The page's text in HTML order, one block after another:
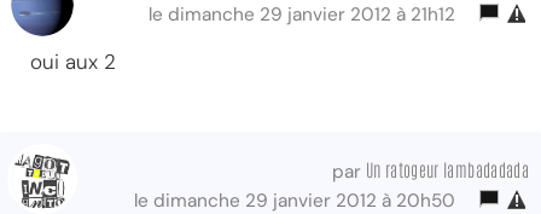
le dimanche 29 janvier 2012 à 21h12
oui aux 2
par Un ratogeur lambadadada
le dimanche 29 janvier 2012 à 20h50